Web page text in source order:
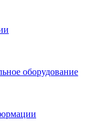
оборудование